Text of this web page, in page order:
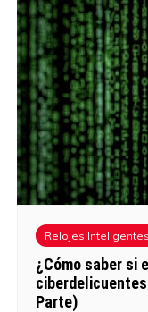
Relojes Inteligentes
¿Cómo saber si
Parte)